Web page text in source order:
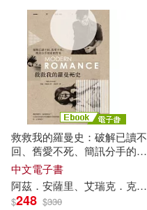
救救我的羅曼史：破解已讀不
回、舊愛不死、簡訊分手的愛
情對策 (電子書)
中文電子書
阿茲．安薩里、艾瑞克 ．克林南柏格
$248 $330